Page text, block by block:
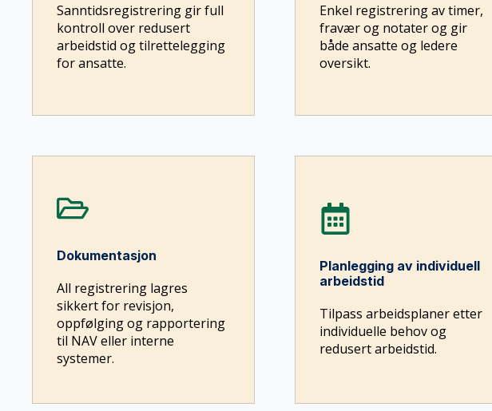
Sanntidsregistrering gir full
kontroll over redusert
arbeidstid og tilrettelegging
for ansatte.
Enkel registrering av timer,
fravær og notater og gir
både ansatte og ledere
oversikt.
Dokumentasjon
All registrering lagres
sikkert for revisjon,
oppfølging og rapportering
til NAV eller interne
systemer.
Planlegging av individuell
arbeidstid
Tilpass arbeidsplaner etter
individuelle behov og
redusert arbeidstid.